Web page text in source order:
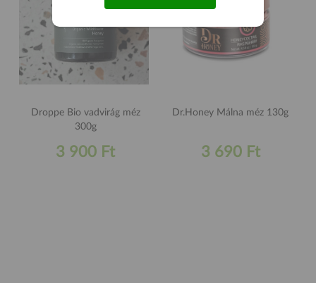
Droppe Bio vadvirág méz
300g
3 900 Ft
Dr.Honey Málna méz 130g
3 690 Ft